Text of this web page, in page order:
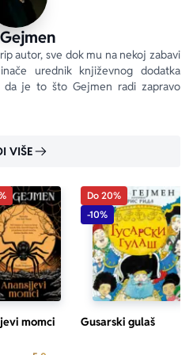
autor, sve dok mu na nekoj zabavi
urednik književnog dodatka
da je to što Gejmen radi zapravo
VIŠE
momci
Do 20%
-10%
Gusarski gulaš